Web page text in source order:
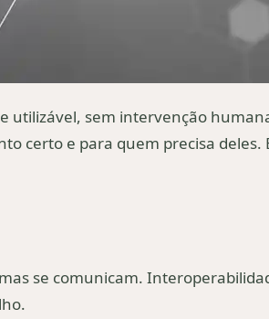
utilizável, sem intervenção
certo e para quem precisa deles.
se comunicam.